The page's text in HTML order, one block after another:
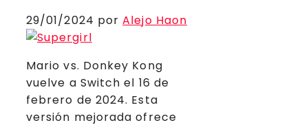
29/01/2024 porAlejo Haon
Mario vs. Donkey Kong
vuelve a Switch el 16 de
febrero de 2024. Esta
versión mejorada ofrece